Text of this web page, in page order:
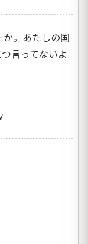
。あたしの国
言ってないよ